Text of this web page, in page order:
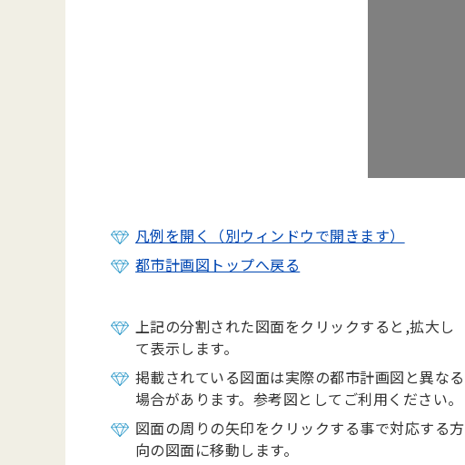
凡例を開く（別ウィンドウで開きます）
都市計画図トップへ戻る
上記の分割された図面をクリックすると,拡大し
て表示します。
掲載されている図面は実際の都市計画図と異なる
場合があります。参考図としてご利用ください。
図面の周りの矢印をクリックする事で対応する方
向の図面に移動します。